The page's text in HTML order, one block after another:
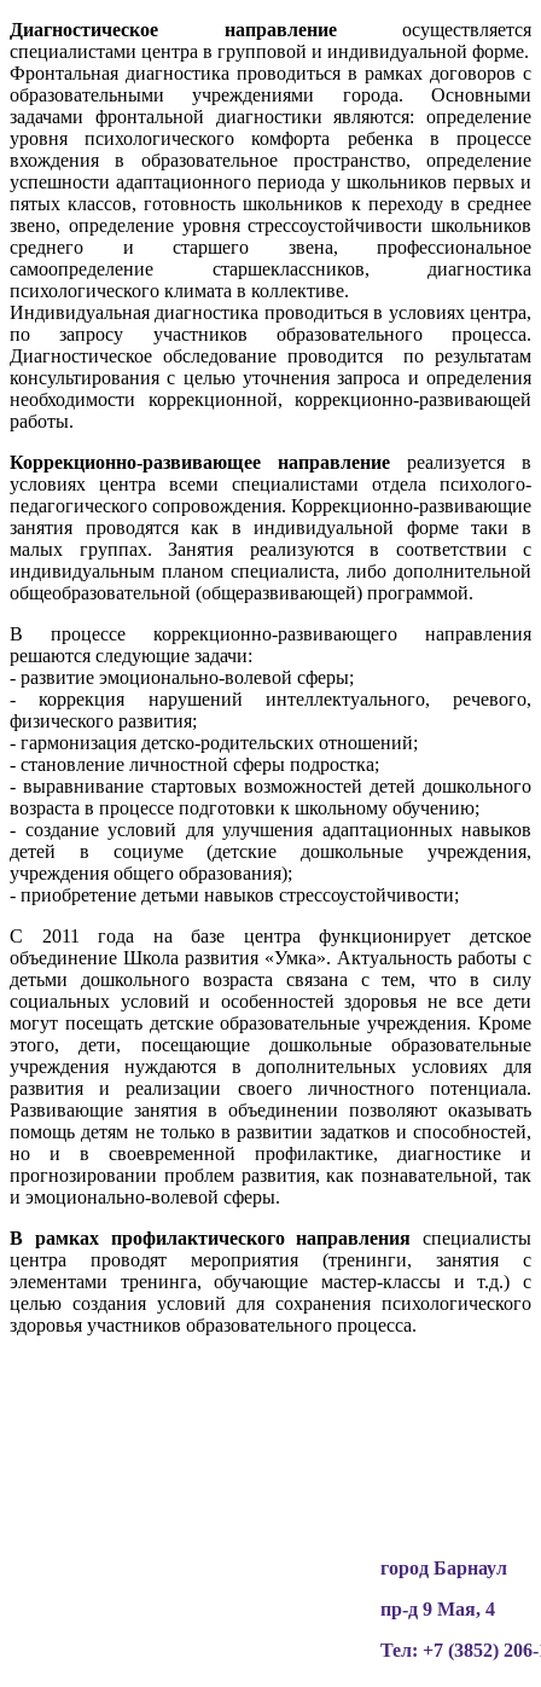
Диагностическое направлениеосуществляется
специалистами центра в групповой и индивидуальной форме.
Фронтальная диагностика проводиться в рамках договоров с
образовательными учреждениями города. Основными
задачами фронтальной диагностики являются: определение
уровня психологического комфорта ребенка в процессе
вхождения в образовательное пространство, определение
успешности адаптационного периода у школьников первых и
пятых классов, готовность школьников к переходу в среднее
звено, определение уровня стрессоустойчивости школьников
среднего и старшего звена, профессиональное
самоопределение старшеклассников, диагностика
психологического климата в коллективе.
Индивидуальная диагностика проводиться в условиях центра,
по запросу участников образовательного процесса.
Диагностическое обследование проводится по результатам
консультирования с целью уточнения запроса и определения
необходимости коррекционной, коррекционно-развивающей
работы.
Коррекционно-развивающее направление реализуется в
условиях центра всеми специалистами отдела психолого-
педагогического сопровождения. Коррекционно-развивающие
занятия проводятся как в индивидуальной форме таки в
малых группах. Занятия реализуются в соответствии с
индивидуальным планом специалиста, либо дополнительной
общеобразовательной (общеразвивающей) программой.
В процессе коррекционно-развивающего направления
решаются следующие задачи:
- развитие эмоционально-волевой сферы;
- коррекция нарушений интеллектуального, речевого,
физического развития;
- гармонизация детско-родительских отношений;
- становление личностной сферы подростка;
- выравнивание стартовых возможностей детей дошкольного
возраста в процессе подготовки к школьному обучению;
- создание условий для улучшения адаптационных навыков
детей в социуме (детские дошкольные учреждения,
учреждения общего образования);
- приобретение детьми навыков стрессоустойчивости;
С 2011 года на базе центра функционирует детское
объединение Школа развития «Умка». Актуальность работы с
детьми дошкольного возраста связана с тем, что в силу
социальных условий и особенностей здоровья не все дети
могут посещать детские образовательные учреждения. Кроме
этого, дети, посещающие дошкольные образовательные
учреждения нуждаются в дополнительных условиях для
развития и реализации своего личностного потенциала.
Развивающие занятия в объединении позволяют оказывать
помощь детям не только в развитии задатков и способностей,
но и в своевременной профилактике, диагностике и
прогнозировании проблем развития, как познавательной, так
и эмоционально-волевой сферы.
В рамках профилактического направления специалисты
центра проводят мероприятия (тренинги, занятия с
элементами тренинга, обучающие мастер-классы и т.д.) с
целью создания условий для сохранения психологического
здоровья участников образовательного процесса.
город Барнаул
пр-д 9 Мая, 4
Тел: +7 (3852)